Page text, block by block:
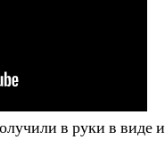
в руки в виде